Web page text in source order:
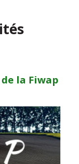
la Fiwap